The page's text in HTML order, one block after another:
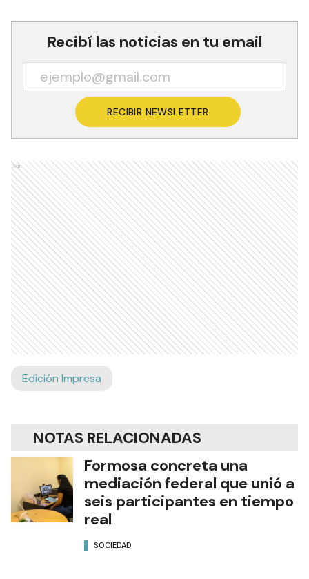
Recibí las noticias en tu email
RECIBIR NEWSLETTER
Ads
Edición Impresa
NOTAS RELACIONADAS
Formosa concreta una
mediación federal que unió a
seis participantes en tiempo
real
SOCIEDAD